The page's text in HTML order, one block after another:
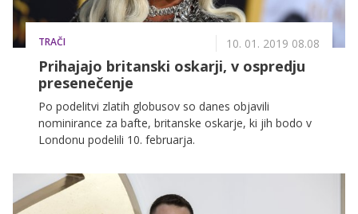
TRAČI 10. 01. 2019 08.08
Prihajajo britanski oskarji, v ospredju
presenečenje
Po podelitvi zlatih globusov so danes objavili
nominirance za bafte, britanske oskarje, ki jih bodo v
Londonu podelili 10. februarja.